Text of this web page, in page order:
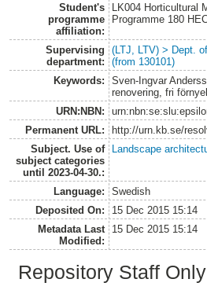
Student's
programme
affiliation:
LK004 Horticultural
Programme 180
Supervising
department:
(LTJ, LTV) > Dept.
(from 130101)
Keywords:
Sven-Ingvar
renovering, fri
URN:NBN:
Permanent URL:
http://urn.kb.se/
Subject. Use of
subject categories
until 2023-04-30.:
Landscape
Language:
Swedish
Deposited On:
15 Dec 2015 15:14
Metadata Last
Modified:
15 Dec 2015 15:14
Repository Staff